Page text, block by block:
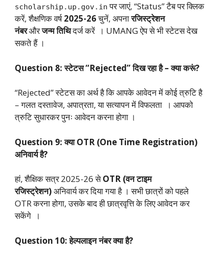
scholarship.up.gov.in पर जाएं, “Status” टैब पर क्लिक
करें, शैक्षणिक वर्ष2025-26चुनें, अपनारजिस्ट्रेशन
नंबरऔरजन्म तिथिदर्ज करें । UMANG ऐप से भी स्टेटस देख
सकते हैं ।
Question 8: स्टेटस “Rejected” दिख रहा है – क्या करूं?
“Rejected” स्टेटस का अर्थ है कि आपके आवेदन में कोई त्रुटि है
– गलत दस्तावेज, अपात्रता, या सत्यापन में विफलता । आपको
त्रुटि सुधारकर पुनः आवेदन करना होगा ।
Question 9: क्या OTR (One Time Registration)
अनिवार्य है?
हां, शैक्षिक सत्र 2025-26 सेOTR (वन टाइम
रजिस्ट्रेशन)अनिवार्य कर दिया गया है । सभी छात्रों को पहले
OTR करना होगा, उसके बाद ही छात्रवृत्ति के लिए आवेदन कर
सकेंगे ।
Question 10: हेल्पलाइन नंबर क्या है?